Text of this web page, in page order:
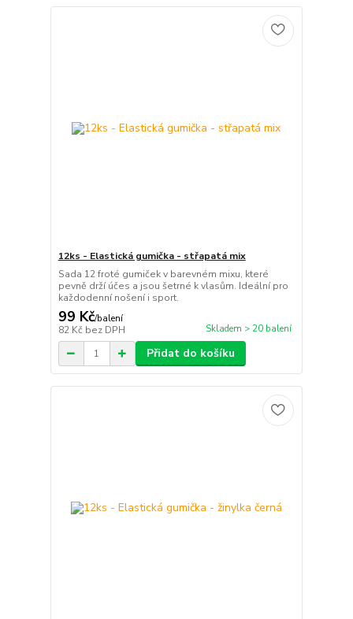
12ks - Elastická gumička - střapatá mix
Sada 12 froté gumiček v barevném mixu, které
pevně drží účes a jsou šetrné k vlasům. Ideální pro
každodenní nošení i sport.
99 Kč/balení
82 Kč bez DPH Skladem > 20 balení
Přidat do košíku